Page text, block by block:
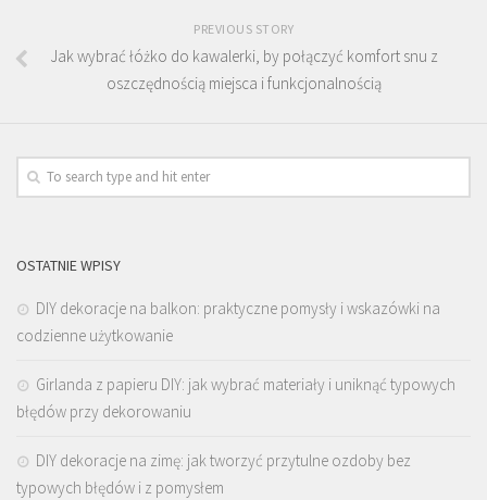
PREVIOUS STORY
Jak wybrać łóżko do kawalerki, by połączyć komfort snu z
oszczędnością miejsca i funkcjonalnością
OSTATNIE WPISY
DIY dekoracje na balkon: praktyczne pomysły i wskazówki na
codzienne użytkowanie
Girlanda z papieru DIY: jak wybrać materiały i uniknąć typowych
błędów przy dekorowaniu
DIY dekoracje na zimę: jak tworzyć przytulne ozdoby bez
typowych błędów i z pomysłem